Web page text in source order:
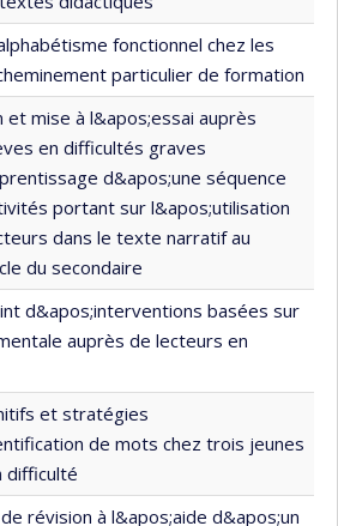
fonctionnel chez les
particulier de formation
et mise à l&apos;essai auprès
en difficultés graves
d&apos;une séquence
portant sur l&apos;utilisation
dans le texte narratif au
du secondaire
d&apos;interventions basées sur
auprès de lecteurs en
et stratégies
de mots chez trois jeunes
difficulté
révision à l&apos;aide d&apos;un